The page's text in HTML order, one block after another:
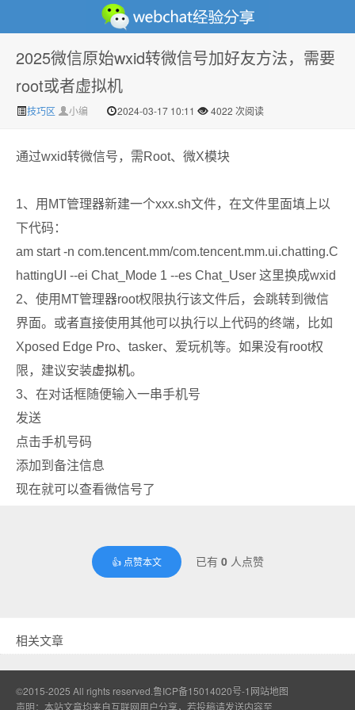
微信经验技巧分享网 - 2人共享实时位置怎么修改自己的
虚拟位置
2025微信原始wxid转微信号加好友方法，需要
root或者虚拟机
技巧区 小编 2024-03-17 10:11 4022 次阅读
通过wxid转微信号，需Root、微X模块
1、用MT管理器新建一个xxx.sh文件，在文件里面填上以
下代码：
am start -n com.tencent.mm/com.tencent.mm.ui.chatting.C
hattingUI --ei Chat_Mode 1 --es Chat_User 这里换成wxid
2、使用MT管理器root权限执行该文件后，会跳转到微信
界面。或者直接使用其他可以执行以上代码的终端，比如
Xposed Edge Pro、tasker、爱玩机等。如果没有root权
限，建议安装虚拟机。
3、在对话框随便输入一串手机号
发送
点击手机号码
添加到备注信息
现在就可以查看微信号了
👍 点赞本文 已有 0人点赞
相关文章
©2015-2025 All rights reserved. 鲁ICP备15014020号-1 网站地图
声明：本站文章均来自互联网用户分享，若投稿请发送内容至